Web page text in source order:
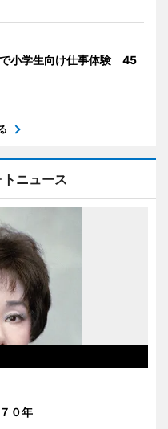
小学生向け仕事体験 45
ニュース
０年